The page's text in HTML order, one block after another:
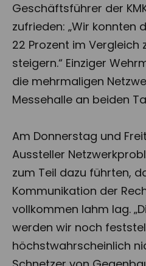
Geschäftsführer der
zufrieden: „Wir konnten
22 Prozent im Vergleich
steigern.“ Einziger
die mehrmaligen
Messehalle an beiden
Am Donnerstag und
Aussteller
zum Teil dazu führten,
Kommunikation der
vollkommen lahm lag.
werden wir noch
höchstwahrscheinlich